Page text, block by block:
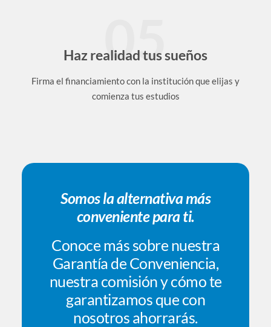
05
Haz realidad tus sueños
Firma el financiamiento con la institución que elijas y
comienza tus estudios​
Somos la alternativa más
conveniente para ti.
Conoce más sobre nuestra
Garantía de Conveniencia,
nuestra comisión y cómo te
garantizamos que con
nosotros ahorrarás.